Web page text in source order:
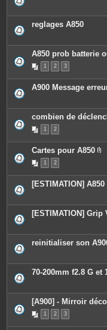
reglages A850
A850 prob batterie
1 2 3
A900 Message
combien de
1 2
Cartes pour A850
c
e
o
i
e
s
1 2
[ESTIMATION]
[ESTIMATION] Grip
reinitialiser son
70-200mm f2.8 G et
[A900] - Mirroir
1 2 3